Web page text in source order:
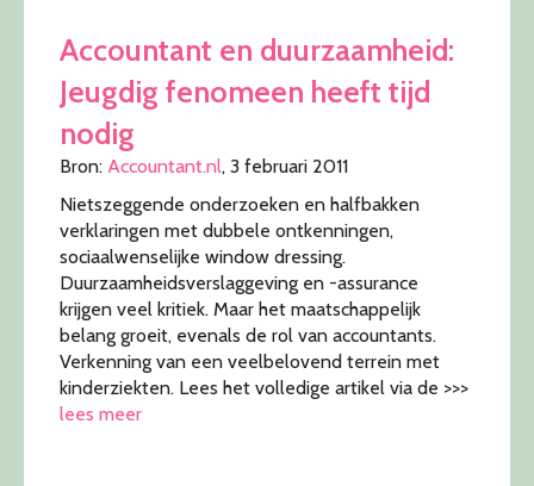
Accountant en duurzaamheid:
Jeugdig fenomeen heeft tijd
nodig
Bron: Accountant.nl, 3 februari 2011
Nietszeggende onderzoeken en halfbakken
verklaringen met dubbele ontkenningen,
sociaalwenselijke window dressing.
Duurzaamheidsverslaggeving en -assurance
krijgen veel kritiek. Maar het maatschappelijk
belang groeit, evenals de rol van accountants.
Verkenning van een veelbelovend terrein met
kinderziekten. Lees het volledige artikel via de >>>
lees meer